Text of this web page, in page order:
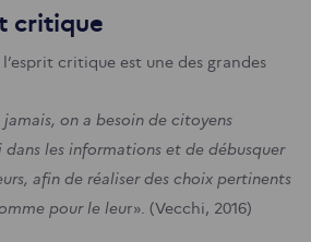
critique
critique est une des grandes
on a besoin de citoyens
les informations et de débusquer
afin de réaliser des choix pertinents
pour le leur». (Vecchi, 2016)